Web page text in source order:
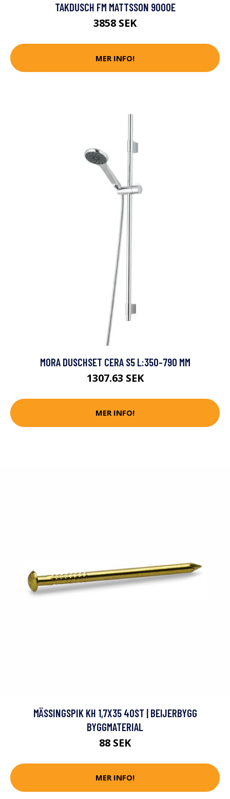
TAKDUSCH FM MATTSSON 9000E
3858 SEK
MER INFO!
MORA DUSCHSET CERA S5 L:350-790 MM
1307.63 SEK
MER INFO!
MÄSSINGSPIK KH 1,7X35 40ST | BEIJERBYGG
BYGGMATERIAL
88 SEK
MER INFO!